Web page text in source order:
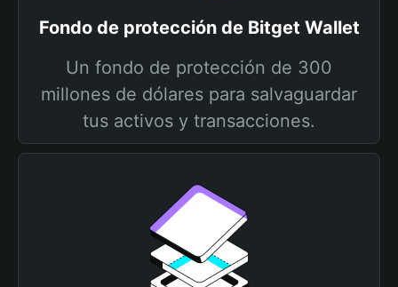
Fondo de protección de Bitget Wallet
Un fondo de protección de 300
millones de dólares para salvaguardar
tus activos y transacciones.